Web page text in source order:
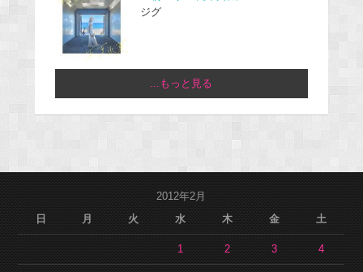
ジグ
...もっと見る
2012年2月
日
月 火 水 木 金 土
1 2 3 4